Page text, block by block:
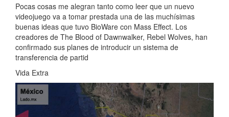
Pocas cosas me alegran tanto como leer que un nuevo
videojuego va a tomar prestada una de las muchísimas
buenas ideas que tuvo BioWare con Mass Effect. Los
creadores de The Blood of Dawnwalker, Rebel Wolves, han
confirmado sus planes de introducir un sistema de
transferencia de partid
Vida Extra